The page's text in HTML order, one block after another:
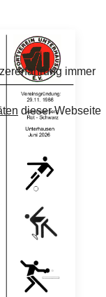
immer
dieser Webseite